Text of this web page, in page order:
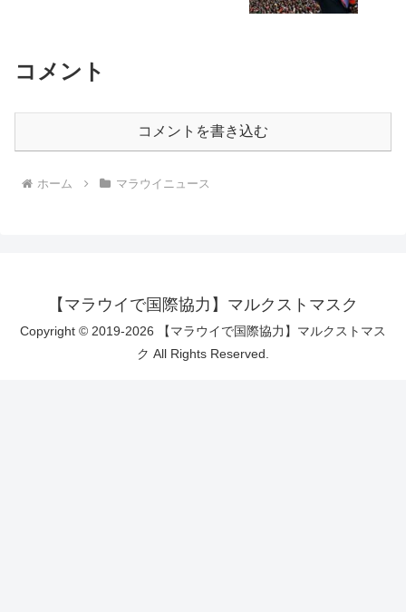
コメント
コメントを書き込む
ホーム マラウイニュース
【マラウイで国際協力】マルクストマスク
Copyright © 2019-2026 【マラウイで国際協力】マルクストマス
ク All Rights Reserved.